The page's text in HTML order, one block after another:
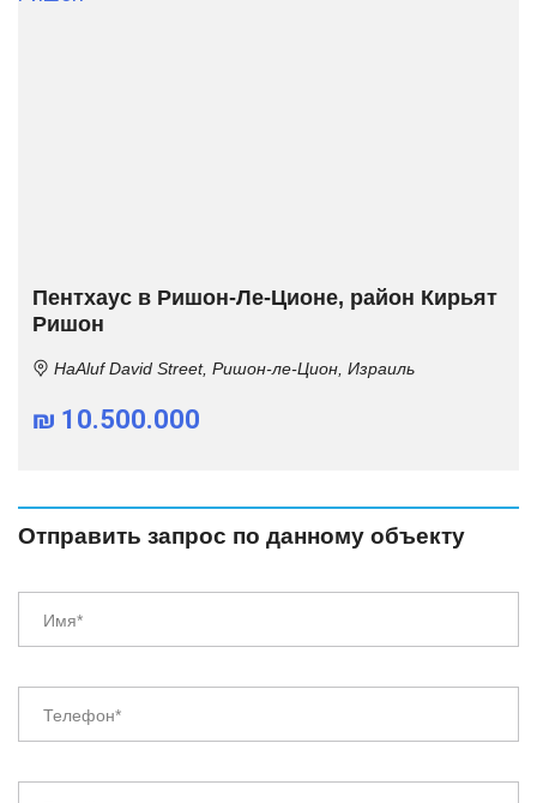
Пентхаус в Ришон-Ле-Ционе, район Кирьят
Ришон
HaAluf David Street, Ришон-ле-Цион, Израиль
₪ 10.500.000
Отправить запрос по данному объекту